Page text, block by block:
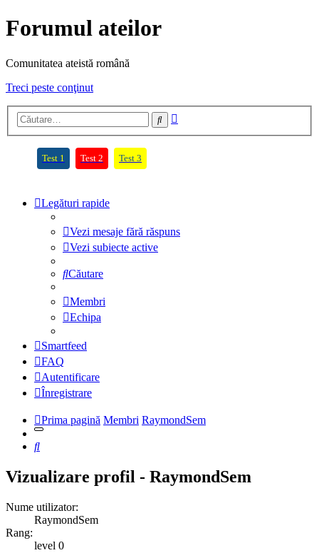
Forumul ateilor
Comunitatea ateistă română
Treci peste conţinut
Căutare
Test 1 (Opens a new tab)
Test 2 (Opens a new tab)
Test 3
Legături rapide
Vezi mesaje fără răspuns
Vezi subiecte active
Căutare
Membri
Echipa
Smartfeed
FAQ
Autentificare
Înregistrare
Prima pagină Membri RaymondSem
Căutare
Vizualizare profil - RaymondSem
Nume utilizator:
RaymondSem
Rang:
level 0